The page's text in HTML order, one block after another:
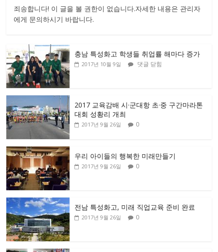
죄송합니다! 이 글을 볼 권한이 없습니다.자세한 내용은 관리자
에게 문의하시기 바랍니다.
충남 특성화고 학생들 취업률 해마다 증가
2017년 10월 9일 댓글 닫힘
2017 교육감배 시·군대항 초·중 구간마라톤
대회 성황리 개최
2017년 9월 26일 0
우리 아이들의 행복한 미래만들기
2017년 9월 26일 0
전남 특성화고, 미래 직업교육 준비 완료
2017년 9월 26일 0